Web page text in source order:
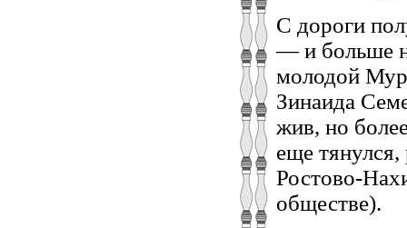
С дороги
— и больше
молодой
Зинаида
жив, но
еще
Ростово-
обществе).